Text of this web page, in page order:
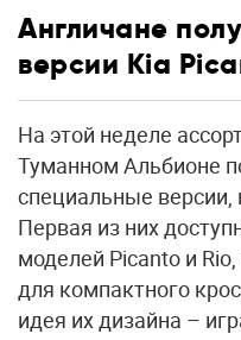
Англичане
версии Kia
На этой неделе
Туманном Альбионе
специальные версии,
Первая из них
моделей Picanto и
для компактного
идея их дизайна –